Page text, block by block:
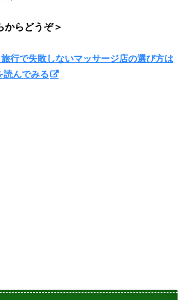
からどうぞ＞
行で失敗しないマッサージ店の選び方は
読んでみる